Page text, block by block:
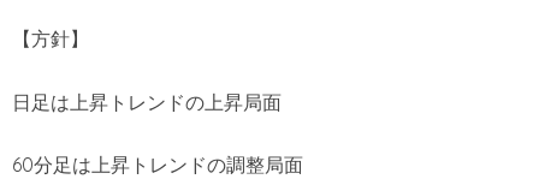
【方針】
日足は上昇トレンドの上昇局面
60分足は上昇トレンドの調整局面